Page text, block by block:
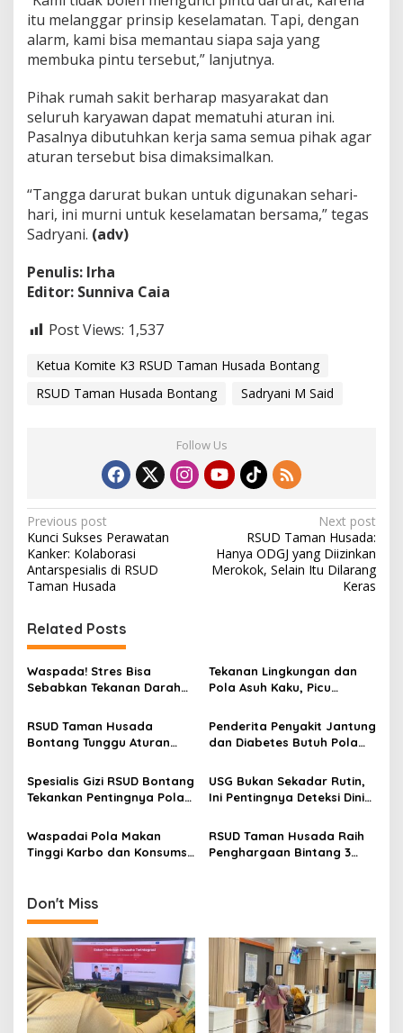
itu melanggar prinsip keselamatan. Tapi, dengan
alarm, kami bisa memantau siapa saja yang
membuka pintu tersebut,” lanjutnya.
Pihak rumah sakit berharap masyarakat dan
seluruh karyawan dapat mematuhi aturan ini.
Pasalnya dibutuhkan kerja sama semua pihak agar
aturan tersebut bisa dimaksimalkan.
“Tangga darurat bukan untuk digunakan sehari-
hari, ini murni untuk keselamatan bersama,” tegas
Sadryani. (adv)
Penulis: Irha
Editor: Sunniva Caia
Post Views: 1,537
Ketua Komite K3 RSUD Taman Husada Bontang
RSUD Taman Husada Bontang
Sadryani M Said
Follow Us
P
o
s
t
n
a
v
i
g
a
t
i
o
n
Previous post
Kunci Sukses Perawatan
Kanker: Kolaborasi
Antarspesialis di RSUD
Taman Husada
Next post
RSUD Taman Husada:
Hanya ODGJ yang Diizinkan
Merokok, Selain Itu Dilarang
Keras
Related Posts
Waspada! Stres Bisa
Sebabkan Tekanan Darah
Jantung
Tekanan Lingkungan dan
Pola Asuh Kaku, Picu
Mental Remaja di Bontang
RSUD Taman Husada
Bontang Tunggu Aturan
Parkir
Penderita Penyakit Jantung
dan Diabetes Butuh Pola
Tidak Sama dengan Orang
Sehat
Spesialis Gizi RSUD Bontang
Tekankan Pentingnya Pola
Junk Food, Perbanyak
Sayur Alami
USG Bukan Sekadar Rutin,
Ini Pentingnya Deteksi Dini
Menurut Dokter RSUD
Bontang
Waspadai Pola Makan
Tinggi Karbo dan Konsumsi
Ingatkan Dampaknya
RSUD Taman Husada Raih
Penghargaan Bintang 3
Don't Miss